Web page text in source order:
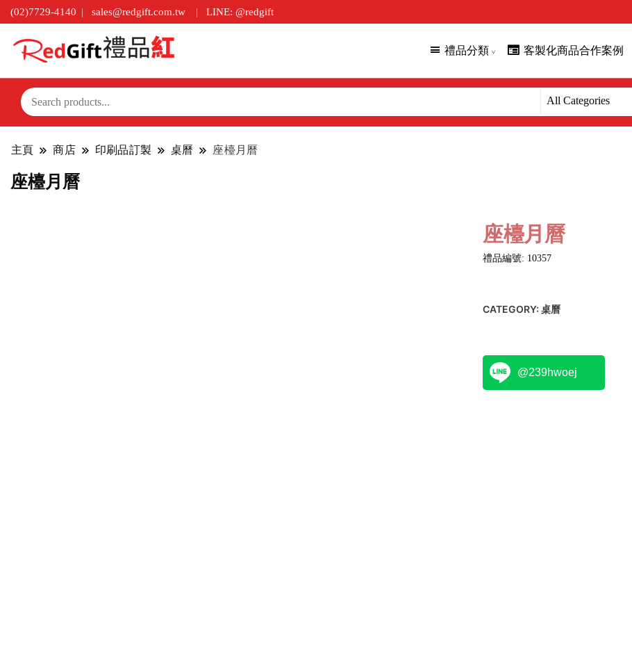
(02)7729-4140 sales@redgift.com.tw LINE: @redgift
禮品分類 客製化商品合作案例
主頁 商店 印刷品訂製 桌曆 座檯月曆
座檯月曆
座檯月曆
禮品編號: 10357
CATEGORY:桌曆
@239hwoej